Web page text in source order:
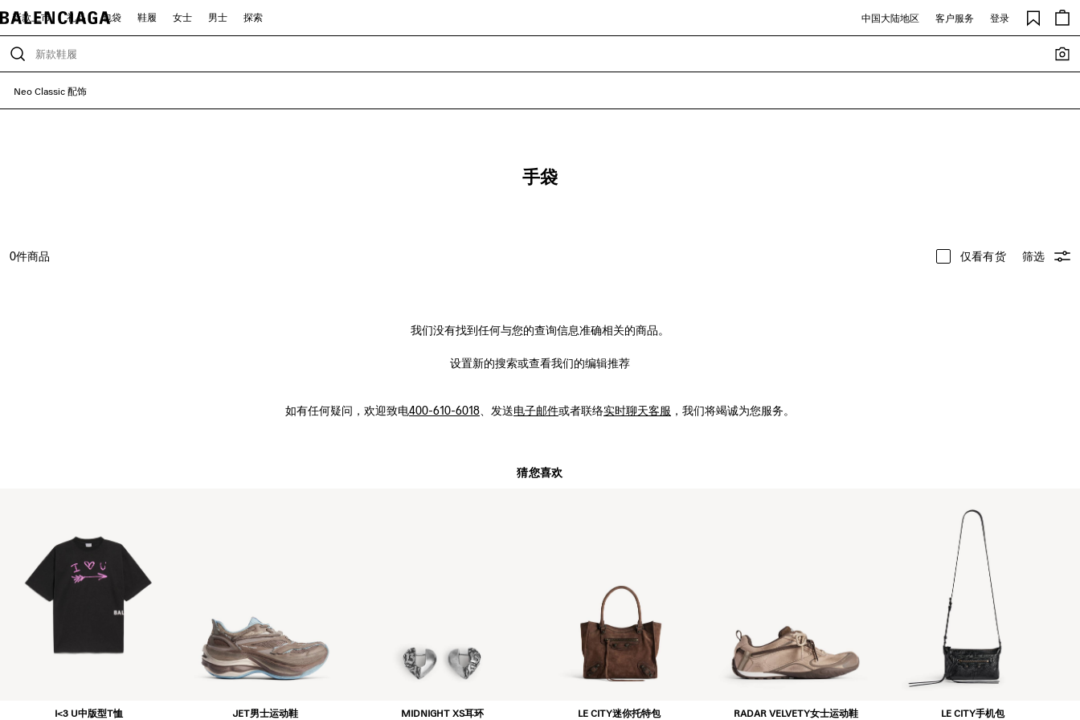
新款上市 礼品 包袋 鞋履 女士 男士 探索 中国大陆地区 客户服务 登录
Neo Classic 配饰
手袋
0件商品 仅看有货 筛选
我们没有找到任何与您的查询信息准确相关的商品。
设置新的搜索或查看我们的编辑推荐
如有任何疑问， 欢迎致电400-610-6018 、发送电子邮件或者联络实时聊天客服 ，我们将竭诚为您服务。
猜您喜欢
I<3 U中版型T恤
JET男士运动鞋
MIDNIGHT XS耳环
LE CITY迷你托特包
RADAR VELVETY女士运动鞋
LE CITY手机包